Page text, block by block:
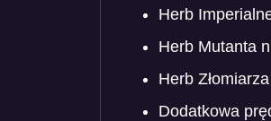
Herb
Herb Mutanta
Herb
Dodatkowa